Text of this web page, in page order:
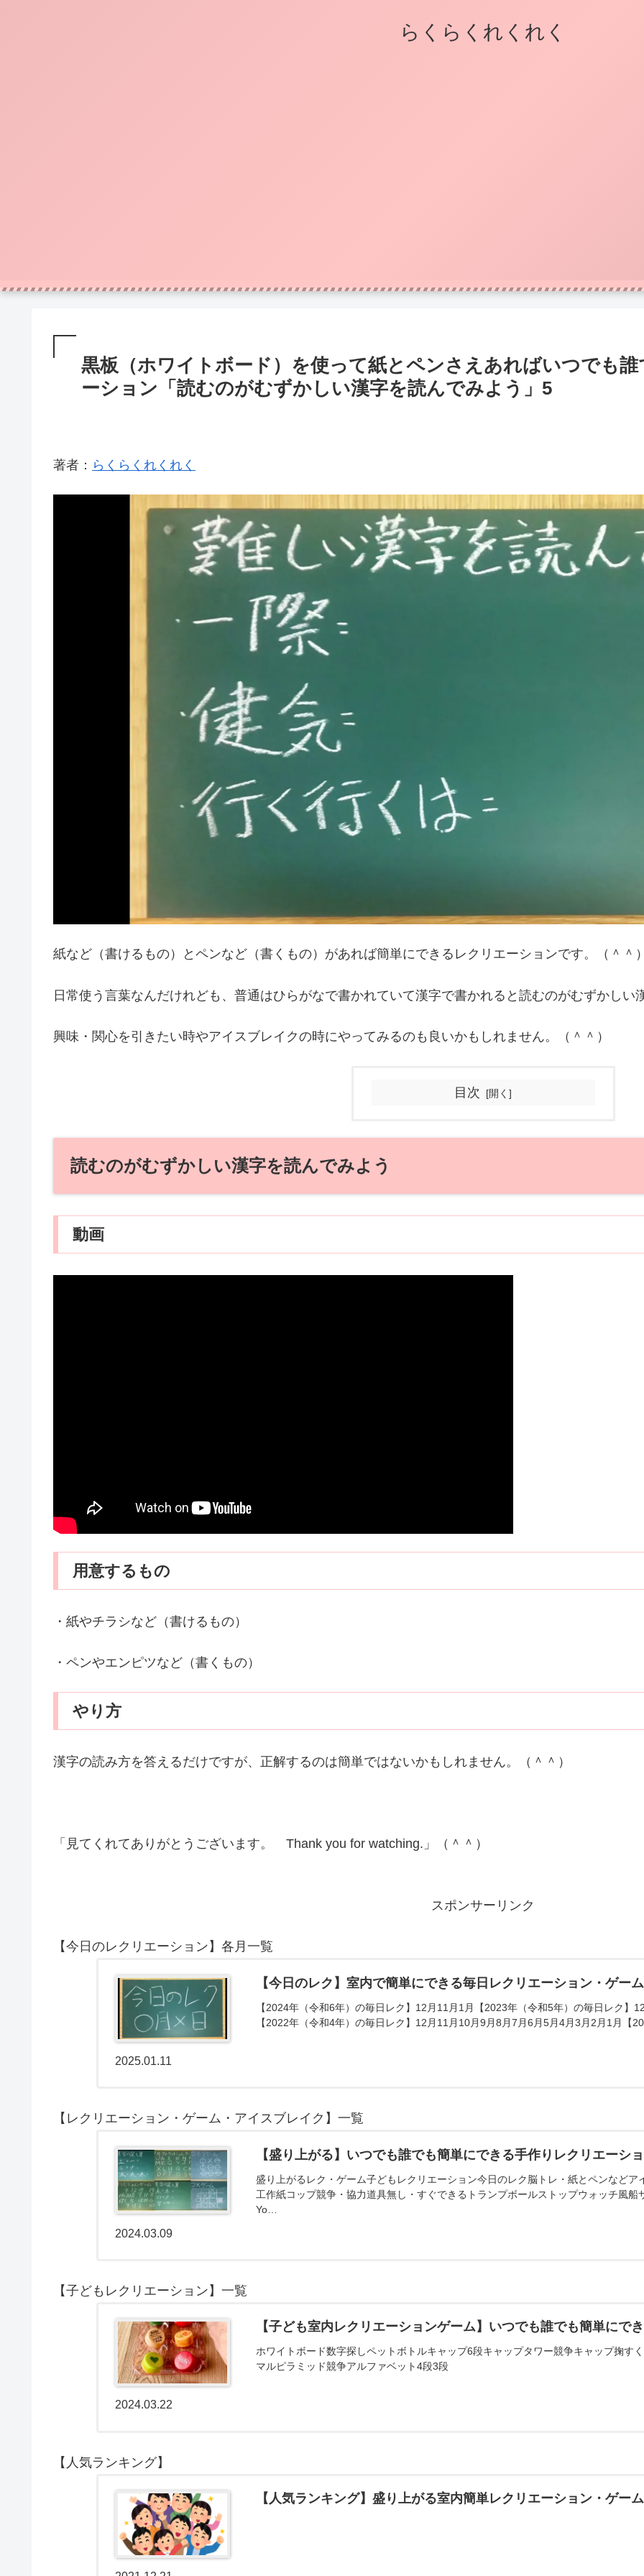
らくらくれくれく
黒板（ホワイトボード）を使って紙とペンさえあればいつでも
ーション「読むのがむずかしい漢字を読んでみよう」5
著者： らくらくれくれく
紙など（書けるもの）とペンなど（書くもの）があれば簡単にできるレクリエーションです。（＾＾
日常使う言葉なんだけれども、普通はひらがなで書かれていて漢字で書かれると読むのがむずかしい
興味・関心を引きたい時やアイスブレイクの時にやってみるのも良いかもしれません。（＾＾）
目次
読むのがむずかしい漢字を読んでみよう
動画
用意するもの
・紙やチラシなど（書けるもの）
・ペンやエンピツなど（書くもの）
やり方
漢字の読み方を答えるだけですが、正解するのは簡単ではないかもしれません。（＾＾）
「見てくれてありがとうございます。 Thank you for watching.」（＾＾）
スポンサーリンク
【今日のレクリエーション】各月一覧
【今日のレク】室内で簡単にできる毎日レクリエーション・ゲー
【2024年（令和6年）の毎日レク】12月11月1月【2023年（令和5年）の毎日レク】
【2022年（令和4年）の毎日レク】12月11月10月9月8月7月6月5月4月3月2月1月【
2025.01.11
【レクリエーション・ゲーム・アイスブレイク】一覧
【盛り上がる】いつでも誰でも簡単にできる手作りレクリエーシ
盛り上がるレク・ゲーム子どもレクリエーション今日のレク脳トレ・紙とペンなど
工作紙コップ競争・協力道具無し・すぐできるトランプボールストップウォッチ風
Yo…
2024.03.09
【子どもレクリエーション】一覧
【子ども室内レクリエーションゲーム】いつでも誰でも簡単にで
ホワイトボード数字探しペットボトルキャップ6段キャップタワー競争キャップ掬す
マルピラミッド競争アルファベット4段3段
2024.03.22
【人気ランキング】
【人気ランキング】盛り上がる室内簡単レクリエーション・ゲーム